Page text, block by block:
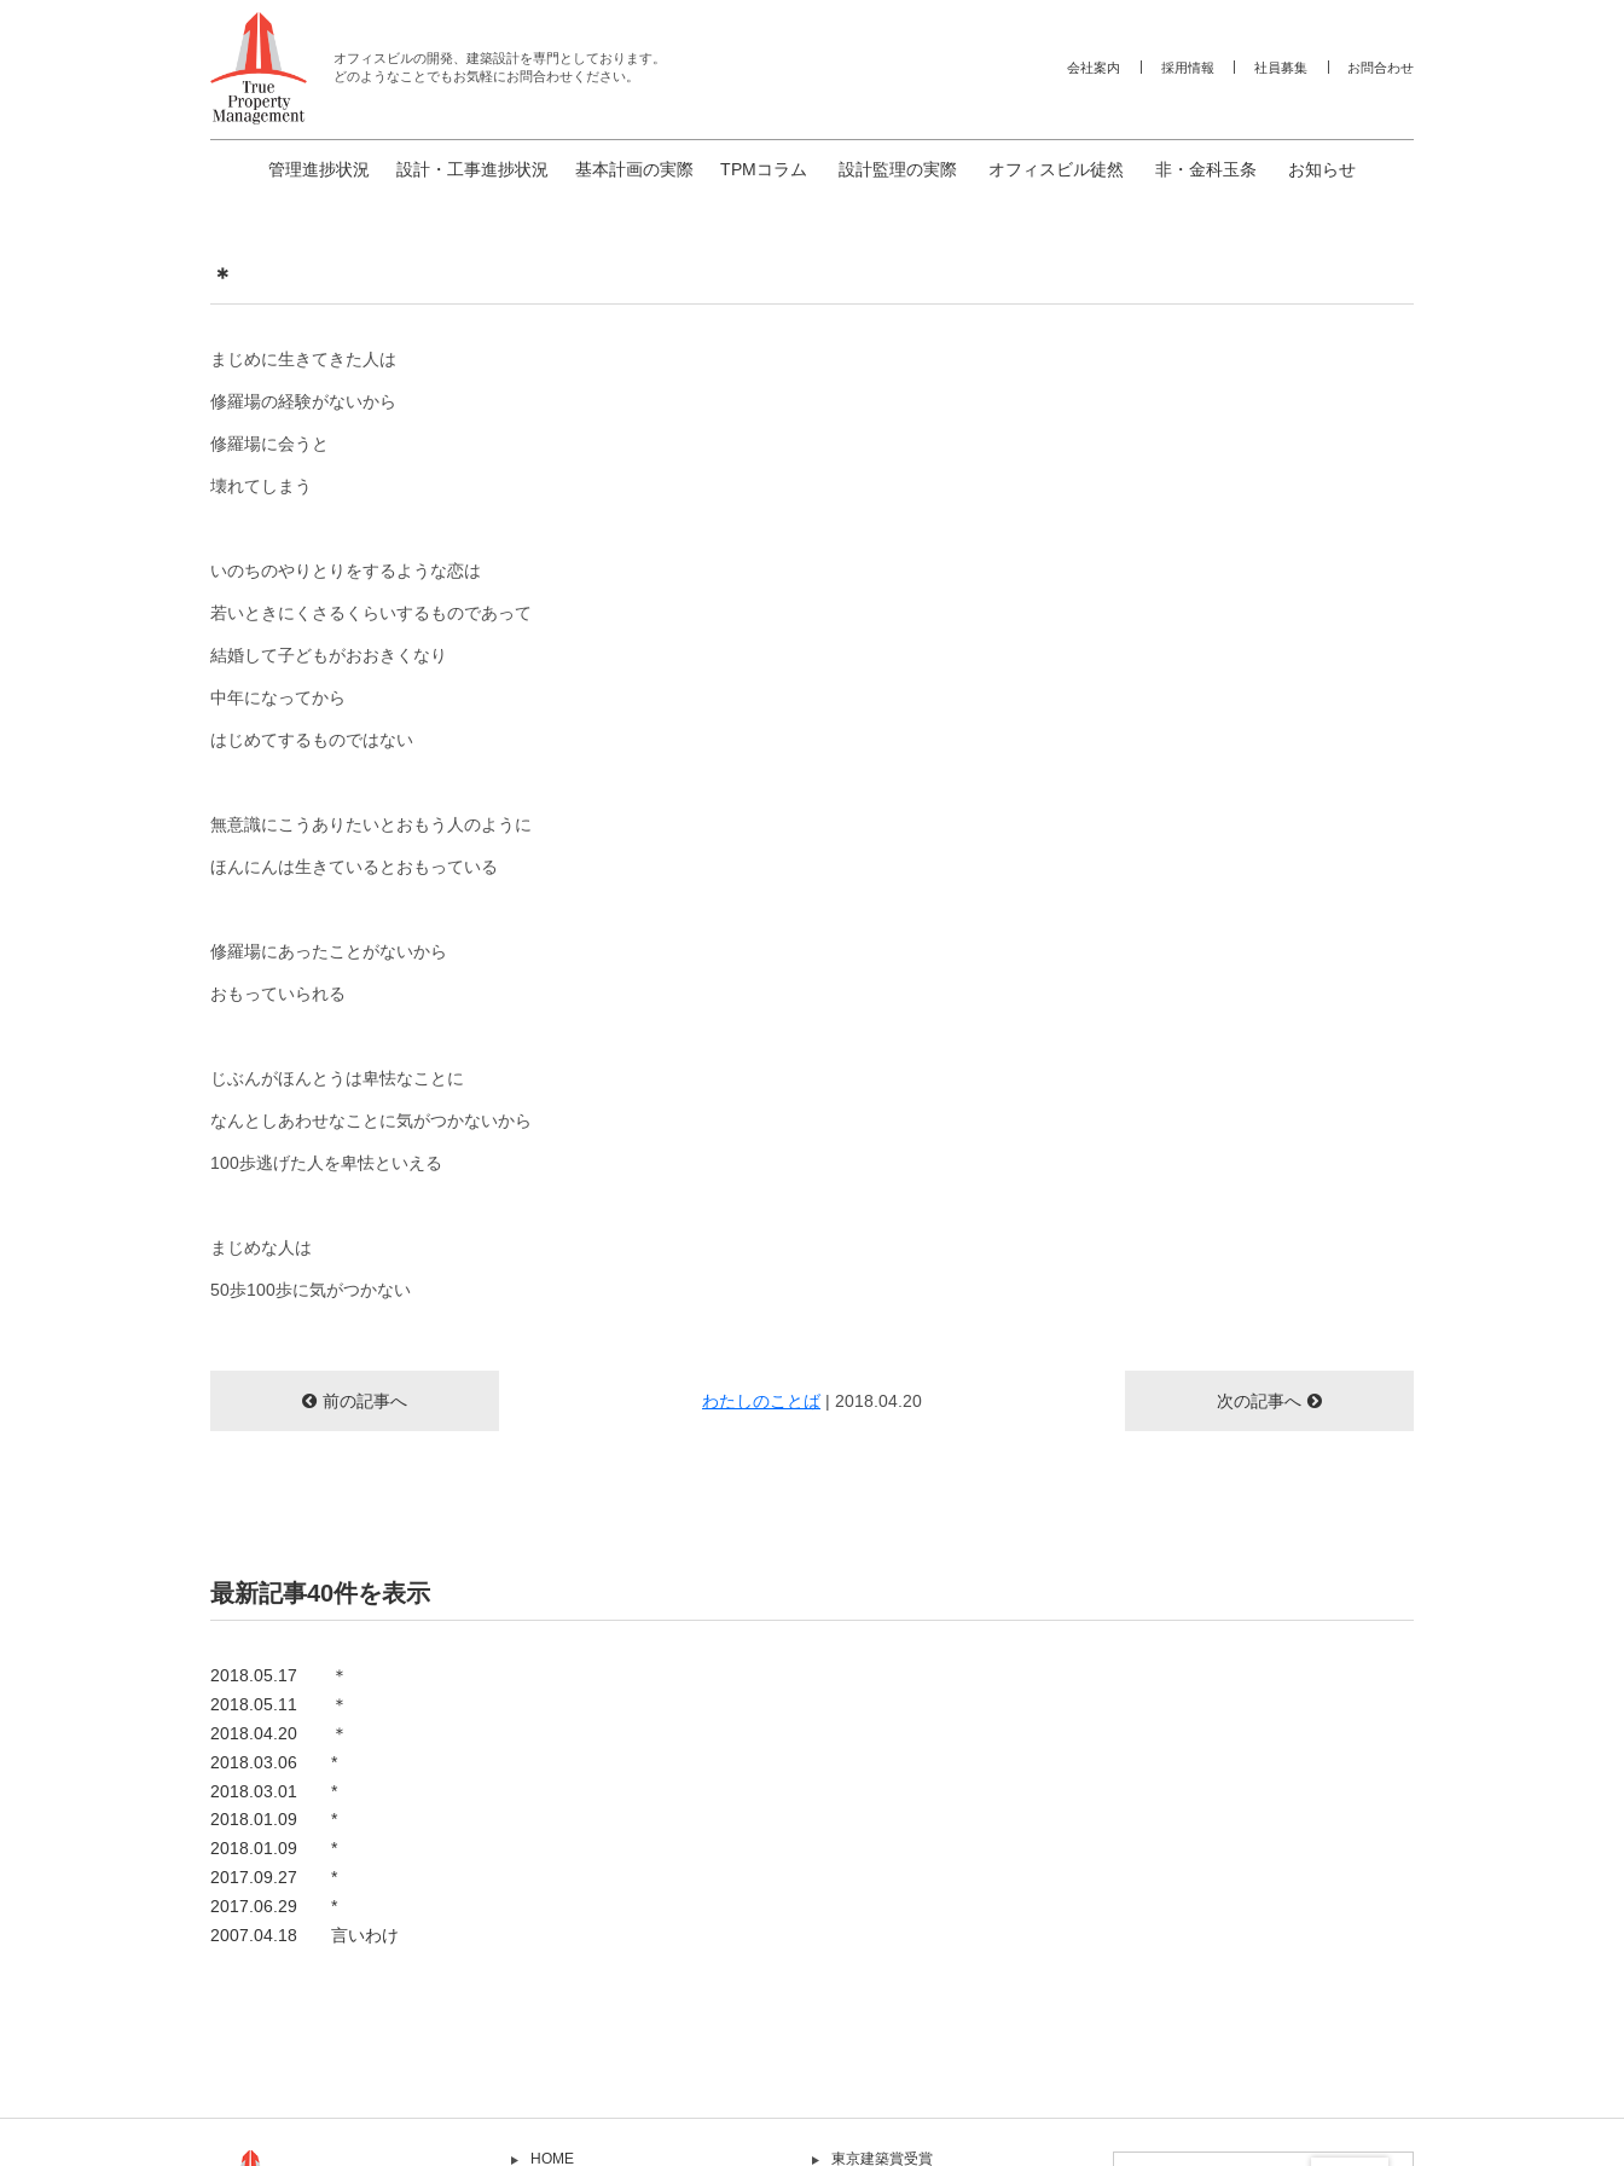
オフィスビルの開発、建築設計を専門としております。
どのようなことでもお気軽にお問合わせください。
会社案内 採用情報 社員募集 お問合わせ
管理進捗状況 設計・工事進捗状況 基本計画の実際 TPMコラム 設計監理の実際 オフィスビル徒然 非・金科玉条 お知らせ
＊
まじめに生きてきた人は
修羅場の経験がないから
修羅場に会うと
壊れてしまう
いのちのやりとりをするような恋は
若いときにくさるくらいするものであって
結婚して子どもがおおきくなり
中年になってから
はじめてするものではない
無意識にこうありたいとおもう人のように
ほんにんは生きているとおもっている
修羅場にあったことがないから
おもっていられる
じぶんがほんとうは卑怯なことに
なんとしあわせなことに気がつかないから
100歩逃げた人を卑怯といえる
まじめな人は
50歩100歩に気がつかない
前の記事へ わたしのことば| 2018.04.20 次の記事へ
最新記事40件を表示
2018.05.17
＊
2018.05.11
＊
2018.04.20
＊
2018.03.06
*
2018.03.01
*
2018.01.09
*
2018.01.09
*
2017.09.27
*
2017.06.29
*
2007.04.18
言いわけ
HOME 東京建築賞受賞